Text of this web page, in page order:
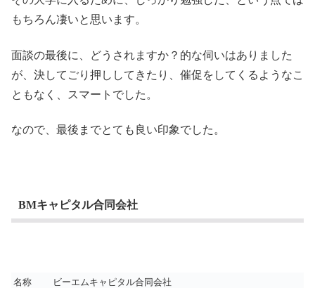
もちろん凄いと思います。
面談の最後に、どうされますか？的な伺いはありました
が、決してごり押ししてきたり、催促をしてくるようなこ
ともなく、スマートでした。
なので、最後までとても良い印象でした。
BMキャピタル合同会社
名称 ビーエムキャピタル合同会社